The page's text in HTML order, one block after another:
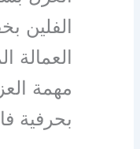
الفلين
العمالة
مهمة
بحرفية